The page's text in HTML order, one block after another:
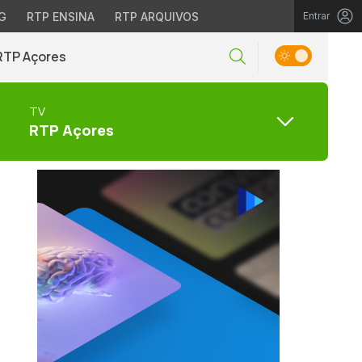
RTP ENSINA RTP ARQUIVOS Entrar
Açores
TV
RTP Açores